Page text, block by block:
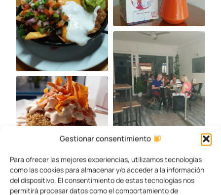
Gestionar consentimiento
Para ofrecer las mejores experiencias, utilizamos tecnologías
como las cookies para almacenar y/o acceder a la información
del dispositivo. El consentimiento de estas tecnologías nos
permitirá procesar datos como el comportamiento de